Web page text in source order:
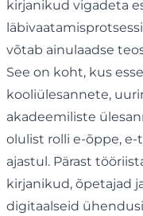
kirjanikud vigadeta
võtab ainulaadse
See on koht, kus
kooliülesannete,
akadeemiliste
olulist rolli e-õppe,
ajastul. Pärast
kirjanikud, õpetajad
digitaalseid